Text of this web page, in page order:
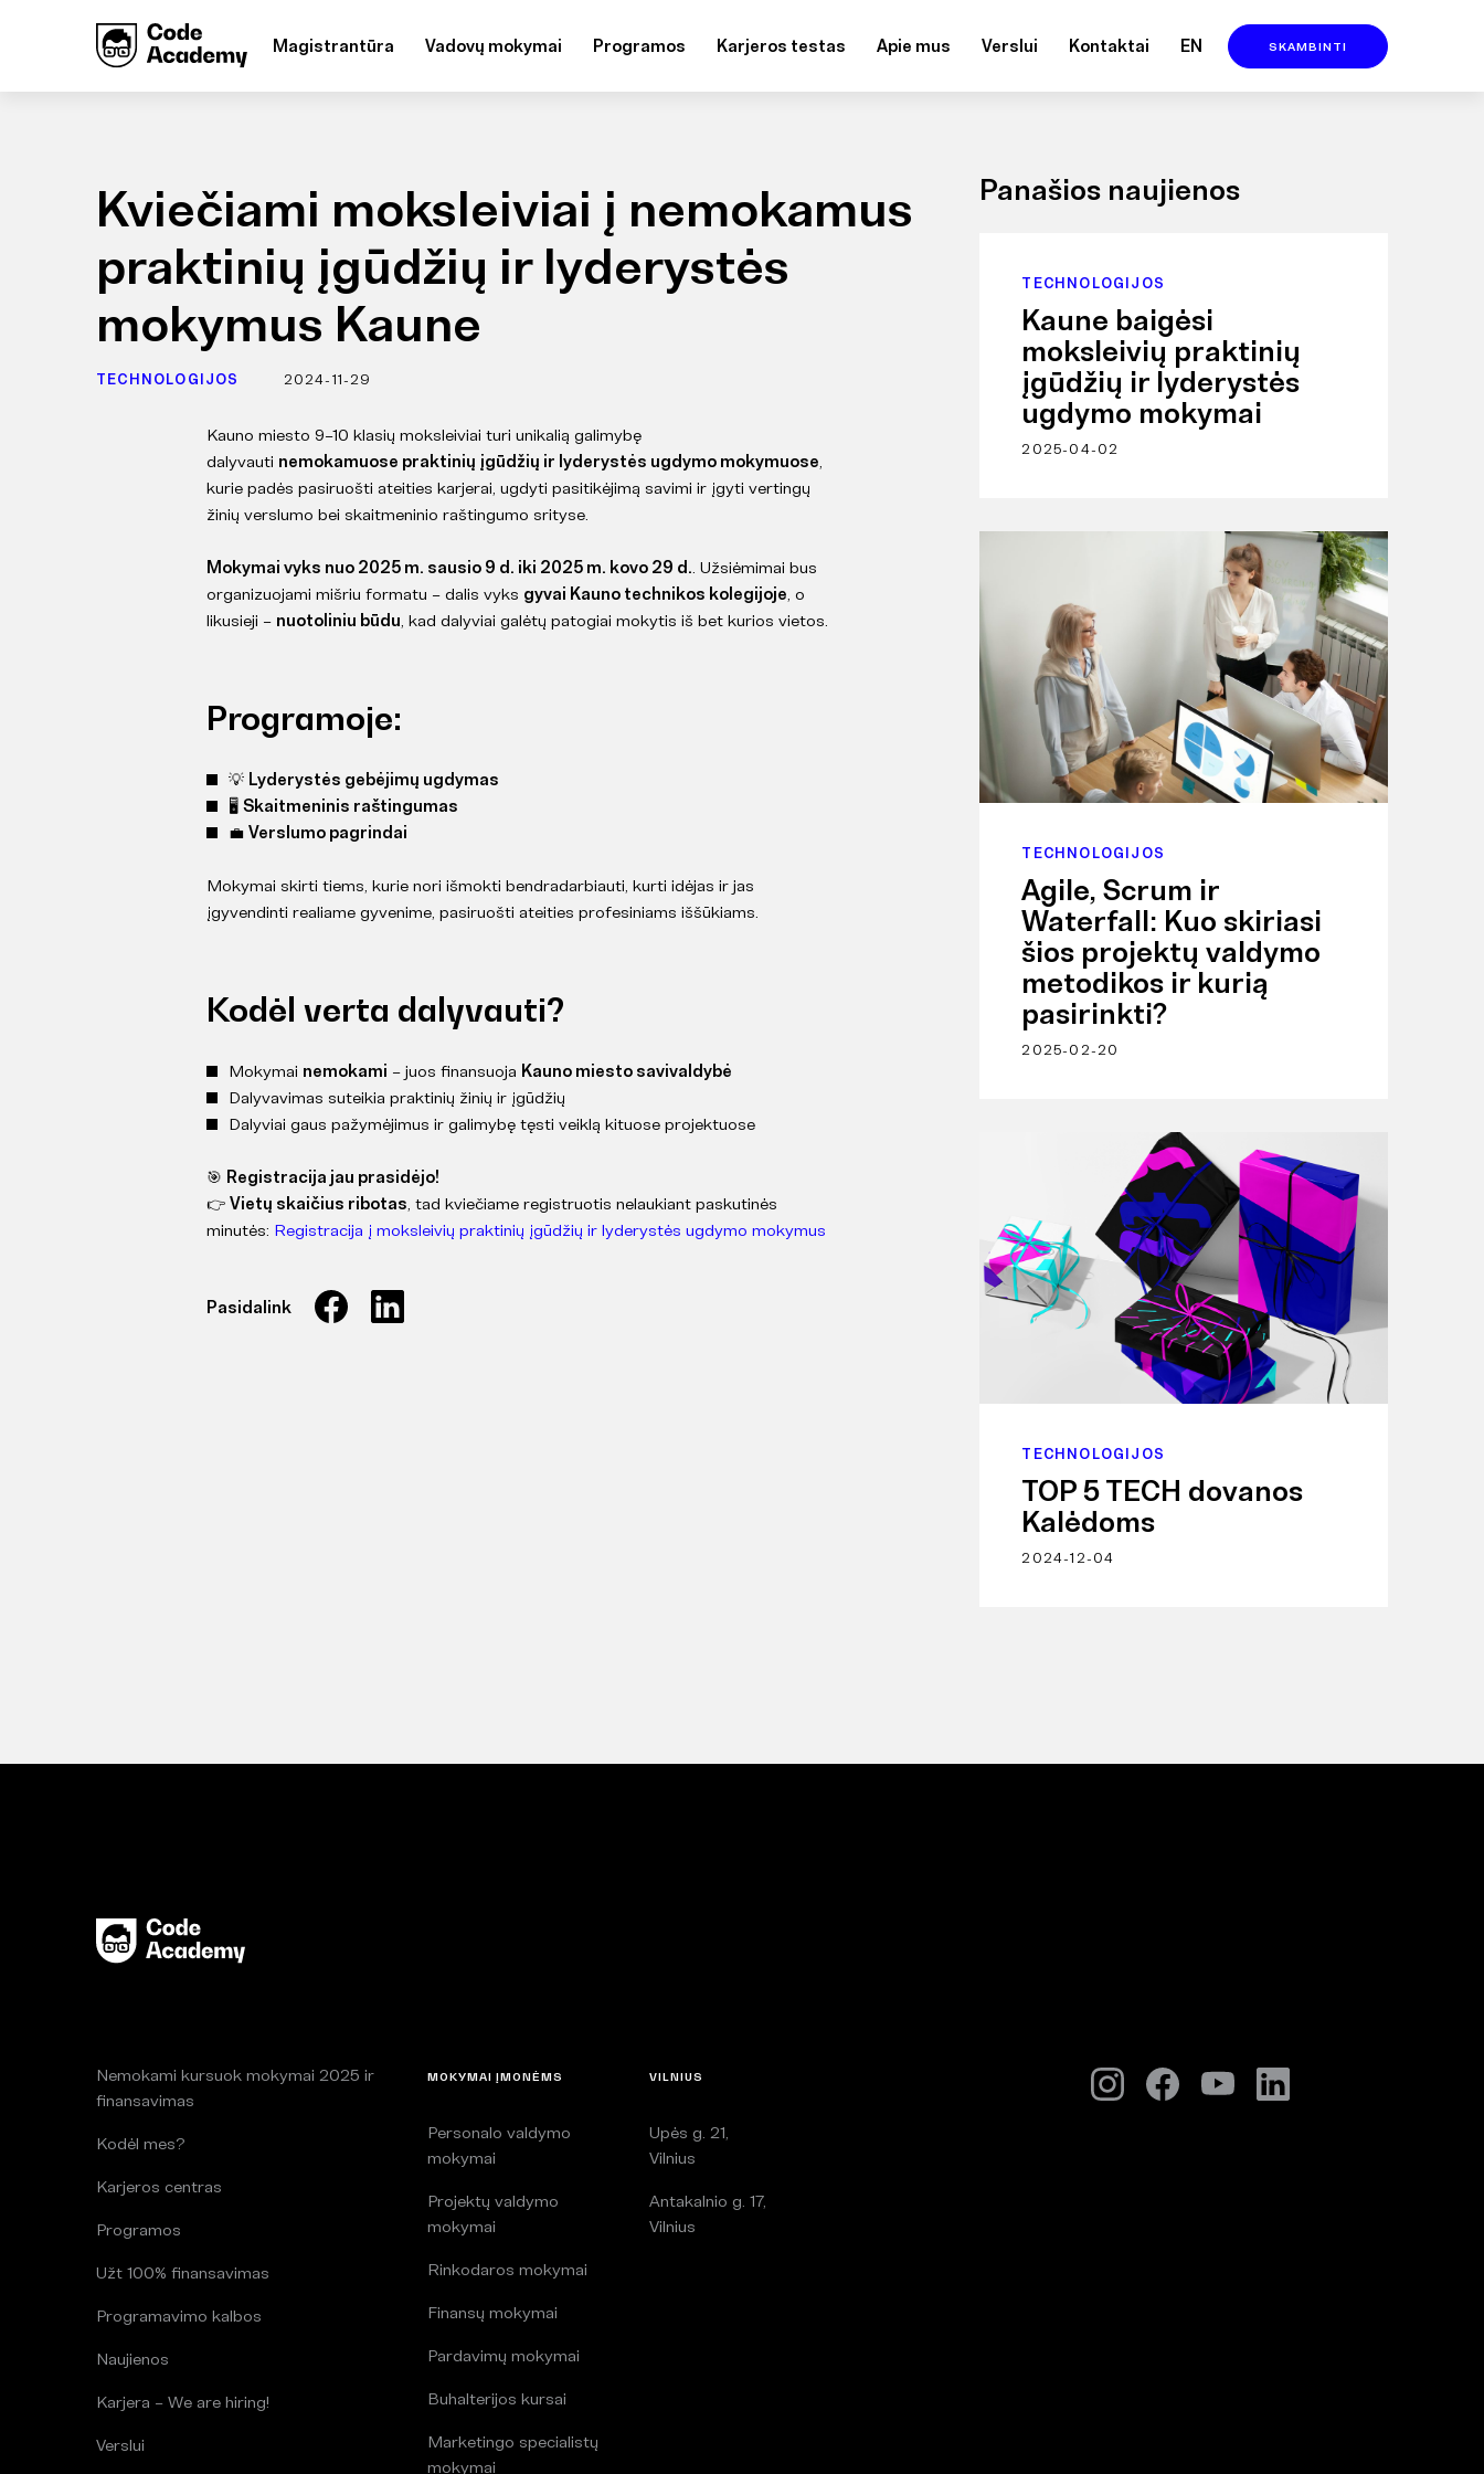
Magistrantūra Vadovų mokymai Programos Karjeros testas Apie mus Verslui Kontaktai EN SKAMBINTI
Kviečiami moksleiviai į nemokamus
praktinių įgūdžių ir lyderystės
mokymus Kaune
TECHNOLOGIJOS 2024-11-29
Kauno miesto 9–10 klasių moksleiviai turi unikalią galimybę
dalyvauti nemokamuose praktinių įgūdžių ir lyderystės ugdymo mokymuose,
kurie padės pasiruošti ateities karjerai, ugdyti pasitikėjimą savimi ir įgyti vertingų
žinių verslumo bei skaitmeninio raštingumo srityse.
Mokymai vyks nuo 2025 m. sausio 9 d. iki 2025 m. kovo 29 d.. Užsiėmimai bus
organizuojami mišriu formatu – dalis vyks gyvai Kauno technikos kolegijoje, o
likusieji – nuotoliniu būdu, kad dalyviai galėtų patogiai mokytis iš bet kurios vietos.
Programoje:
💡 Lyderystės gebėjimų ugdymas
🖥️Skaitmeninis raštingumas
💼Verslumo pagrindai
Mokymai skirti tiems, kurie nori išmokti bendradarbiauti, kurti idėjas ir jas
įgyvendinti realiame gyvenime, pasiruošti ateities profesiniams iššūkiams.
Kodėl verta dalyvauti?
Mokymai nemokami – juos finansuoja Kauno miesto savivaldybė
Dalyvavimas suteikia praktinių žinių ir įgūdžių
Dalyviai gaus pažymėjimus ir galimybę tęsti veiklą kituose projektuose
🎯 Registracija jau prasidėjo!
👉Vietų skaičius ribotas, tad kviečiame registruotis nelaukiant paskutinės
minutės: Registracija į moksleivių praktinių įgūdžių ir lyderystės ugdymo mokymus
Pasidalink
Panašios naujienos
TECHNOLOGIJOS
Kaune baigėsi
moksleivių praktinių
įgūdžių ir lyderystės
ugdymo mokymai
2025-04-02
TECHNOLOGIJOS
Agile, Scrum ir
Waterfall: Kuo skiriasi
šios projektų valdymo
metodikos ir kurią
pasirinkti?
2025-02-20
TECHNOLOGIJOS
TOP 5 TECH dovanos
Kalėdoms
2024-12-04
Nemokami kursuok mokymai 2025 ir
finansavimas
Kodėl mes?
Karjeros centras
Programos
Užt 100% finansavimas
Programavimo kalbos
Naujienos
Karjera – We are hiring!
Verslui
MOKYMAI ĮMONĖMS
Personalo valdymo
mokymai
Projektų valdymo
mokymai
Rinkodaros mokymai
Finansų mokymai
Pardavimų mokymai
Buhalterijos kursai
Marketingo specialistų
mokymai
VILNIUS
Upės g. 21,
Vilnius
Antakalnio g. 17,
Vilnius